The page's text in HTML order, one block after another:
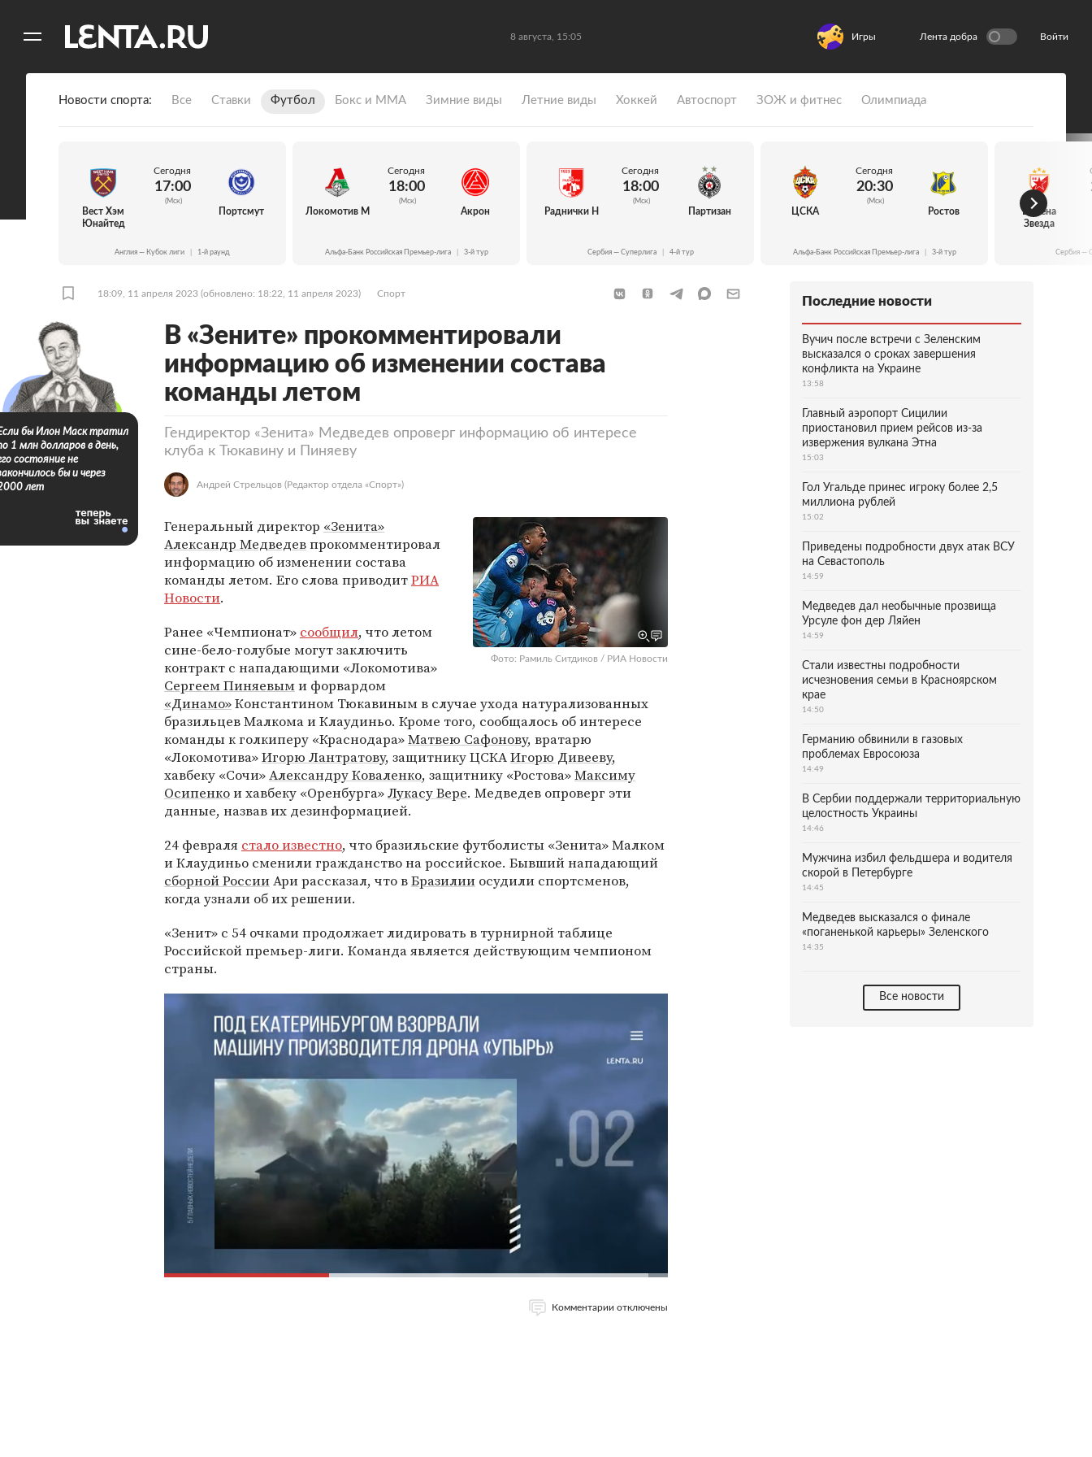
8 августа, 15:05 Игры Лента добра Войти
Новости спорта Все Ставки Футбол Бокс и ММА Зимние виды Летние виды Хоккей Автоспорт ЗОЖ и фитнес Олимпиада
Вест Хэм
Юнайтед
Сегодня
17:00
(Мск)
Портсмут
Англия — Кубок лиги 1-й раунд
Локомотив М
Сегодня
18:00
(Мск)
Акрон
Альфа-Банк Российская Премьер-лига 3-й тур
Раднички Н
Сегодня
18:00
(Мск)
Партизан
Сербия — Суперлига 4-й тур
ЦСКА
Сегодня
20:30
(Мск)
Ростов
Альфа-Банк Российская Премьер-лига 3-й тур
Црвена
Звезда
Сербия —
18:09, 11 апреля 2023 (обновлено: 18:22, 11 апреля 2023) Спорт
В «Зените» прокомментировали
информацию об изменении состава
команды летом
Гендиректор «Зенита» Медведев опроверг информацию об интересе
клуба к Тюкавину и Пиняеву
Андрей Стрельцов (Редактор отдела «Спорт»)
Фото: Рамиль Ситдиков / РИА Новости
Генеральный директор «Зенита»
Александр Медведевпрокомментировал
информацию об изменении состава
команды летом. Его слова приводитРИА
Новости.
Ранее «Чемпионат» сообщил, что летом
сине-бело-голубые могут заключить
контракт с нападающими «Локомотива»
Сергеем Пиняевыми форвардом
«Динамо»Константином Тюкавиным в случае ухода натурализованных
бразильцев Малкома и Клаудиньо. Кроме того, сообщалось об интересе
команды к голкиперу «Краснодара»Матвею Сафонову, вратарю
«Локомотива»Игорю Лантратову, защитнику ЦСКАИгорю Дивееву,
хавбеку «Сочи»Александру Коваленко, защитнику «Ростова»Максиму
Осипенкои хавбеку «Оренбурга»Лукасу Вере. Медведев опроверг эти
данные, назвав их дезинформацией.
24 февраля стало известно, что бразильские футболисты «Зенита» Малком
и Клаудиньо сменили гражданство на российское. Бывший нападающий
сборной РоссииАри рассказал, что вБразилии осудили спортсменов,
когда узнали об их решении.
«Зенит» с 54 очками продолжает лидировать в турнирной таблице
Российской премьер-лиги. Команда является действующим чемпионом
страны.
Комментарии отключены
бы Илон Маск тратил
1 млн долларов в день,
состояние не
бы и через
лет
Последние новости
Вучич после встречи с Зеленским
высказался о сроках завершения
конфликта на Украине
13:58
Главный аэропорт Сицилии
приостановил прием рейсов из-за
извержения вулкана Этна
15:03
Гол Угальде принес игроку более 2,5
миллиона рублей
15:02
Приведены подробности двух атак ВСУ
на Севастополь
14:59
Медведев дал необычные прозвища
Урсуле фон дер Ляйен
14:59
Стали известны подробности
исчезновения семьи в Красноярском
крае
14:50
Германию обвинили в газовых
проблемах Евросоюза
14:49
В Сербии поддержали территориальную
целостность Украины
14:46
Мужчина избил фельдшера и водителя
скорой в Петербурге
14:45
Медведев высказался о финале
«поганенькой карьеры» Зеленского
14:35
Все новости